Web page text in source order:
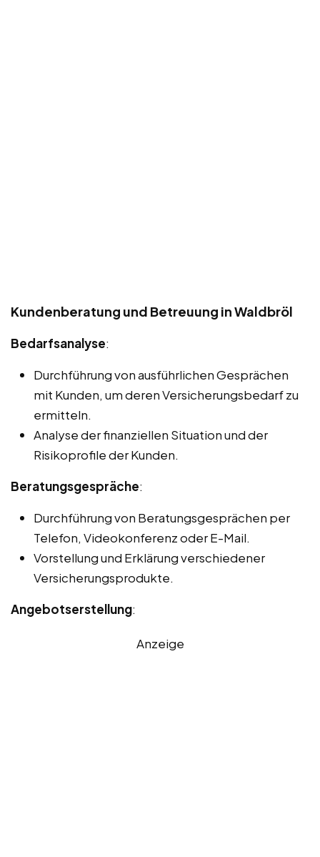
Kundenberatung und Betreuung in Waldbröl
Bedarfsanalyse:
Durchführung von ausführlichen Gesprächen
mit Kunden, um deren Versicherungsbedarf zu
ermitteln.
Analyse der finanziellen Situation und der
Risikoprofile der Kunden.
Beratungsgespräche:
Durchführung von Beratungsgesprächen per
Telefon, Videokonferenz oder E-Mail.
Vorstellung und Erklärung verschiedener
Versicherungsprodukte.
Angebotserstellung:
Anzeige